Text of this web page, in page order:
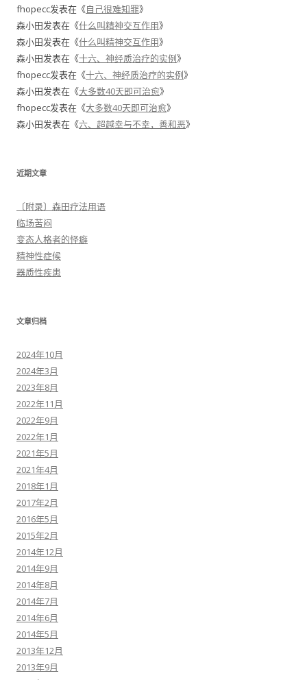
fhopecc发表在《自己很难知罪》
森小田发表在《什么叫精神交互作用》
森小田发表在《什么叫精神交互作用》
森小田发表在《十六、神经质治疗的实例》
fhopecc发表在《十六、神经质治疗的实例》
森小田发表在《大多数40天即可治愈》
fhopecc发表在《大多数40天即可治愈》
森小田发表在《六、超越幸与不幸，善和恶》
近期文章
〔附录〕森田疗法用语
临场苦闷
变态人格者的怪癖
精神性症候
器质性疾患
文章归档
2024年10月
2024年3月
2023年8月
2022年11月
2022年9月
2022年1月
2021年5月
2021年4月
2018年1月
2017年2月
2016年5月
2015年2月
2014年12月
2014年9月
2014年8月
2014年7月
2014年6月
2014年5月
2013年12月
2013年9月